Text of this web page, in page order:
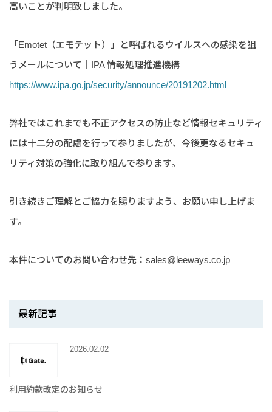
高いことが判明致しました。
「Emotet（エモテット）」と呼ばれるウイルスへの感染を狙
うメールについて｜IPA 情報処理推進機構
https://www.ipa.go.jp/security/announce/20191202.html
弊社ではこれまでも不正アクセスの防止など情報セキュリティ
には十二分の配慮を行って参りましたが、今後更なるセキュ
リティ対策の強化に取り組んで参ります。
引き続きご理解とご協力を賜りますよう、お願い申し上げま
す。
本件についてのお問い合わせ先：sales@leeways.co.jp
最新記事
2026.02.02
利用約款改定のお知らせ